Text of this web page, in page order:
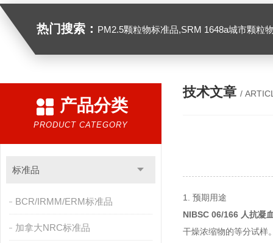
热门搜索： PM2.5颗粒物标准品,SRM 1648a城市颗粒物,SRM 1649B
产品分类
PRODUCT CATEGORY
标准品
BCR/IRMM/ERM标准品
加拿大NRC标准品
技术文章 /
1. 预期用途
NIBSC 06/166 人抗凝
干燥浓缩物的等分试样